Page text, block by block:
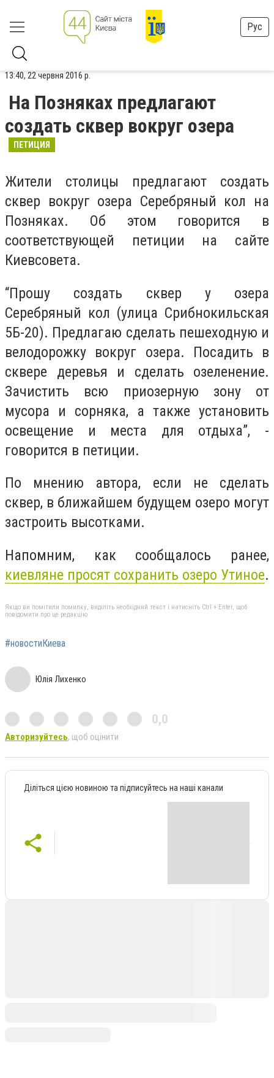
Рус
13:40, 22 червня 2016 р.
На Позняках предлагают
создать сквер вокруг озера
ПЕТИЦИЯ
Жители столицы предлагают создать
сквер вокруг озера Серебряный кол на
Позняках. Об этом говорится в
соответствующей петиции на сайте
Киевсовета.
“Прошу создать сквер у озера
Серебряный кол (улица Срибнокильская
5Б-20). Предлагаю сделать пешеходную и
велодорожку вокруг озера. Посадить в
сквере деревья и сделать озеленение.
Зачистить всю приозерную зону от
мусора и сорняка, а также установить
освещение и места для отдыха”, -
говорится в петиции.
По мнению автора, если не сделать
сквер, в ближайшем будущем озеро могут
застроить высотками.
Напомним, как сообщалось ранее,
киевляне просят сохранить озеро Утиное.
Якщо ви помітили помилку, виділіть необхідний текст і натисніть Ctrl + Enter, щоб
повідомити про це редакцію
#новостиКиева
Юлія Лихенко
0,0
Авторизуйтесь, щоб оцінити
Діліться цією новиною та підписуйтесь на наші канали